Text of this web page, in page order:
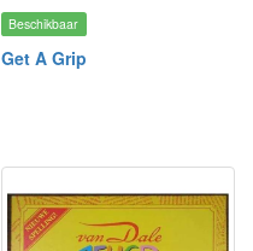
Beschikbaar
Get A Grip